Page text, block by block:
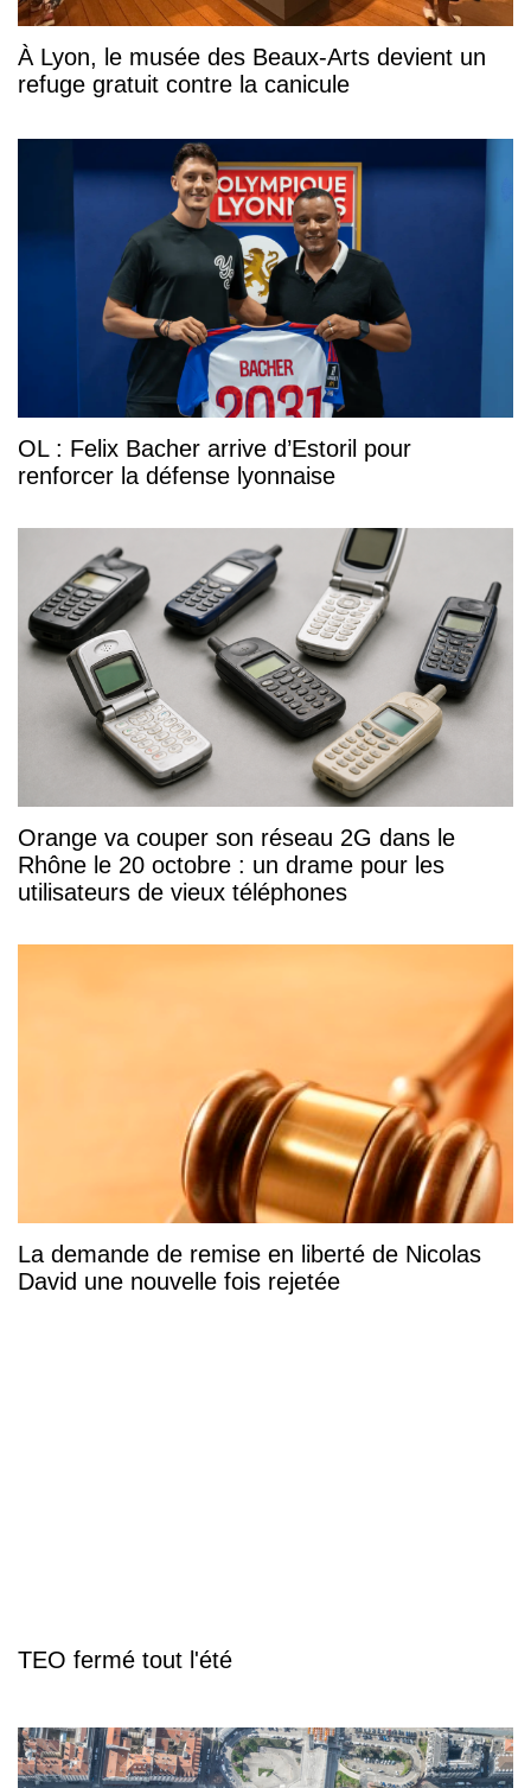
À Lyon, le musée des Beaux-Arts devient un
refuge gratuit contre la canicule
OL : Felix Bacher arrive d’Estoril pour
renforcer la défense lyonnaise
Orange va couper son réseau 2G dans le
Rhône le 20 octobre : un drame pour les
utilisateurs de vieux téléphones
La demande de remise en liberté de Nicolas
David une nouvelle fois rejetée
TEO fermé tout l'été